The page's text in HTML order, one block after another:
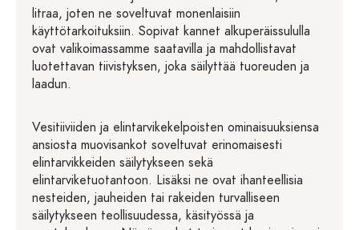
litraa, joten ne soveltuvat monenlaisiin
käyttötarkoituksiin. Sopivat kannet alkuperäissululla
ovat valikoimassamme saatavilla ja mahdollistavat
luotettavan tiivistyksen, joka säilyttää tuoreuden ja
laadun.
Vesitiiviiden ja elintarvikekelpoisten ominaisuuksiensa
ansiosta muovisankot soveltuvat erinomaisesti
elintarvikkeiden säilytykseen sekä
elintarviketuotantoon. Lisäksi ne ovat ihanteellisia
nesteiden, jauheiden tai rakeiden turvalliseen
säilytykseen teollisuudessa, käsityössä ja